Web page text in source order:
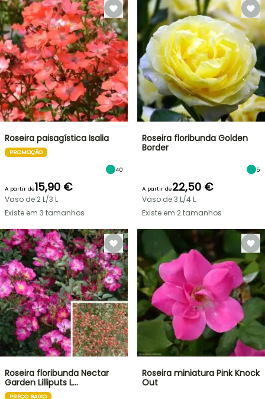
Roseira paisagística Isalia
PROMOÇÃO
40
A partir de15,90 €
Vaso de 2 L/3 L
Existe em 3 tamanhos
Roseira floribunda Golden
Border
5
A partir de22,50 €
Vaso de 3 L/4 L
Existe em 2 tamanhos
Roseira floribunda Nectar
Garden Lilliputs L…
PREÇO BAIXO
Roseira miniatura Pink Knock
Out